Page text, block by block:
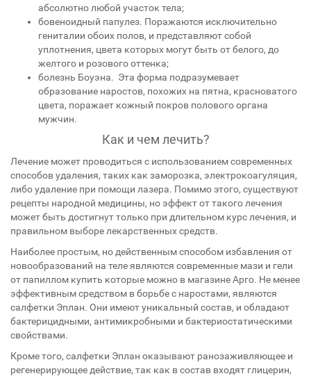
абсолютно любой участок тела;
бовеноидный папулез. Поражаются исключительно
гениталии обоих полов, и представляют собой
уплотнения, цвета которых могут быть от белого, до
желтого и розового оттенка;
болезнь Боуэна. Эта форма подразумевает
образование наростов, похожих на пятна, красноватого
цвета, поражает кожный покров полового органа
мужчин.
Как и чем лечить?
Лечение может проводиться с использованием современных
способов удаления, таких как заморозка, электрокоагуляция,
либо удаление при помощи лазера. Помимо этого, существуют
рецепты народной медицины, но эффект от такого лечения
может быть достигнут только при длительном курс лечения, и
правильном выборе лекарственных средств.
Наиболее простым, но действенным способом избавления от
новообразований на теле являются современные мази и гели
от папиллом купить которые можно в магазине Арго. Не менее
эффективным средством в борьбе с наростами, являются
салфетки Эплан. Они имеют уникальный состав, и обладают
бактерицидными, антимикробными и бактериостатическими
свойствами.
Кроме того, салфетки Эплан оказывают ранозаживляющее и
регенерирующее действие, так как в состав входят глицерин,